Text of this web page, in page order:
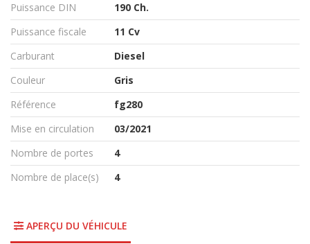
Puissance DIN
190 Ch.
Puissance fiscale
11 Cv
Carburant
Diesel
Couleur
Gris
Référence
fg280
Mise en circulation
03/2021
Nombre de portes
4
Nombre de place(s)
4
APERÇU DU VÉHICULE